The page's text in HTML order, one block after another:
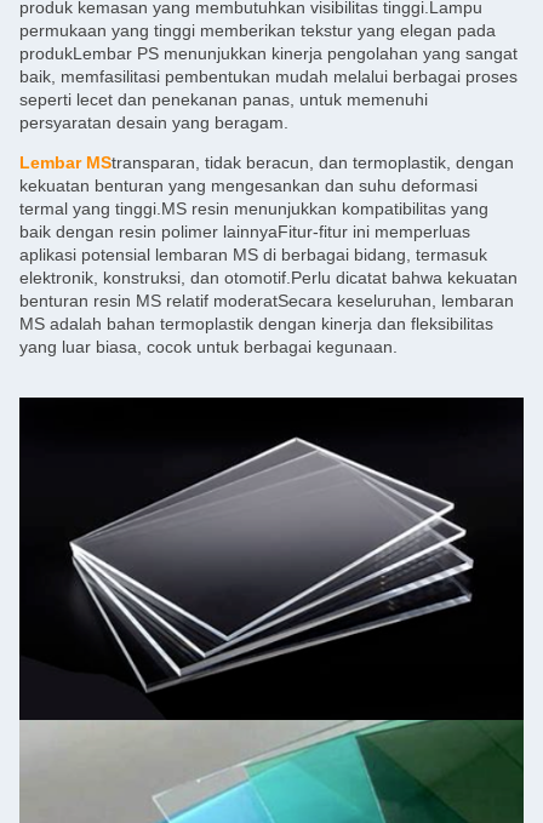
produk kemasan yang membutuhkan visibilitas tinggi.Lampu
permukaan yang tinggi memberikan tekstur yang elegan pada
produkLembar PS menunjukkan kinerja pengolahan yang sangat
baik, memfasilitasi pembentukan mudah melalui berbagai proses
seperti lecet dan penekanan panas, untuk memenuhi
persyaratan desain yang beragam.
Lembar MStransparan, tidak beracun, dan termoplastik, dengan
kekuatan benturan yang mengesankan dan suhu deformasi
termal yang tinggi.MS resin menunjukkan kompatibilitas yang
baik dengan resin polimer lainnyaFitur-fitur ini memperluas
aplikasi potensial lembaran MS di berbagai bidang, termasuk
elektronik, konstruksi, dan otomotif.Perlu dicatat bahwa kekuatan
benturan resin MS relatif moderatSecara keseluruhan, lembaran
MS adalah bahan termoplastik dengan kinerja dan fleksibilitas
yang luar biasa, cocok untuk berbagai kegunaan.